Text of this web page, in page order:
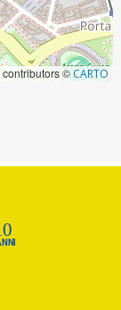
contributors ©CARTO